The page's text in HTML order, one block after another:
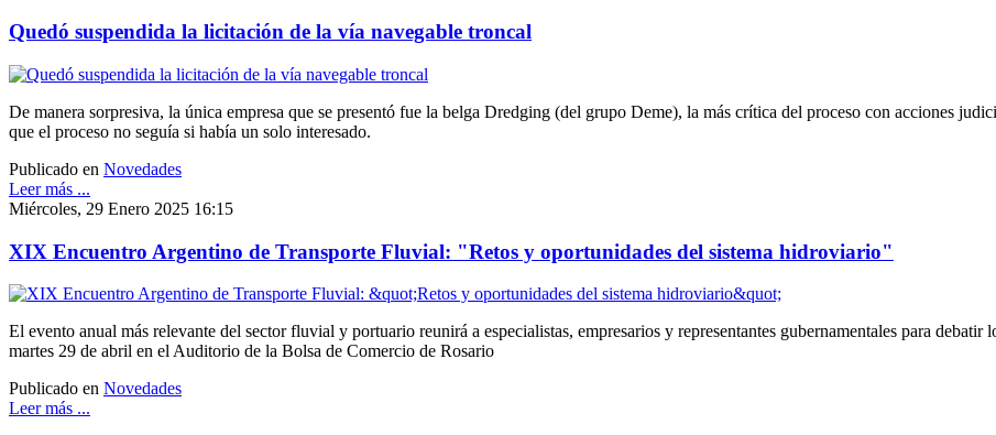
Quedó suspendida la licitación de la vía navegable troncal
De manera sorpresiva, la única empresa que se presentó fue la belga Dredging (del grupo Deme), la más crítica del proceso con acciones
que el proceso no seguía si había un solo interesado.
Publicado en Novedades
Leer más ...
Miércoles, 29 Enero 2025 16:15
XIX Encuentro Argentino de Transporte Fluvial: "Retos y oportunidades del sistema hidroviario"
El evento anual más relevante del sector fluvial y portuario reunirá a especialistas, empresarios y representantes gubernamentales para
martes 29 de abril en el Auditorio de la Bolsa de Comercio de Rosario
Publicado en Novedades
Leer más ...